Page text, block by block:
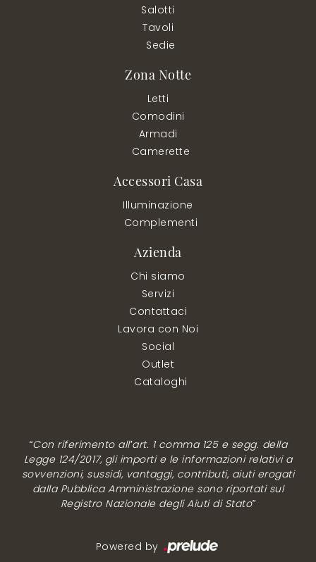
Salotti
Tavoli
Sedie
Zona Notte
Letti
Comodini
Armadi
Camerette
Accessori Casa
Illuminazione
Complementi
Azienda
Chi siamo
Servizi
Contattaci
Lavora con Noi
Social
Outlet
Cataloghi
“Con riferimento all’art. 1 comma 125 e segg. della
Legge 124/2017, gli importi e le informazioni relativi a
sovvenzioni, sussidi, vantaggi, contributi, aiuti erogati
dalla Pubblica Amministrazione sono riportati sul
Registro Nazionale degli Aiuti di Stato”
Powered by